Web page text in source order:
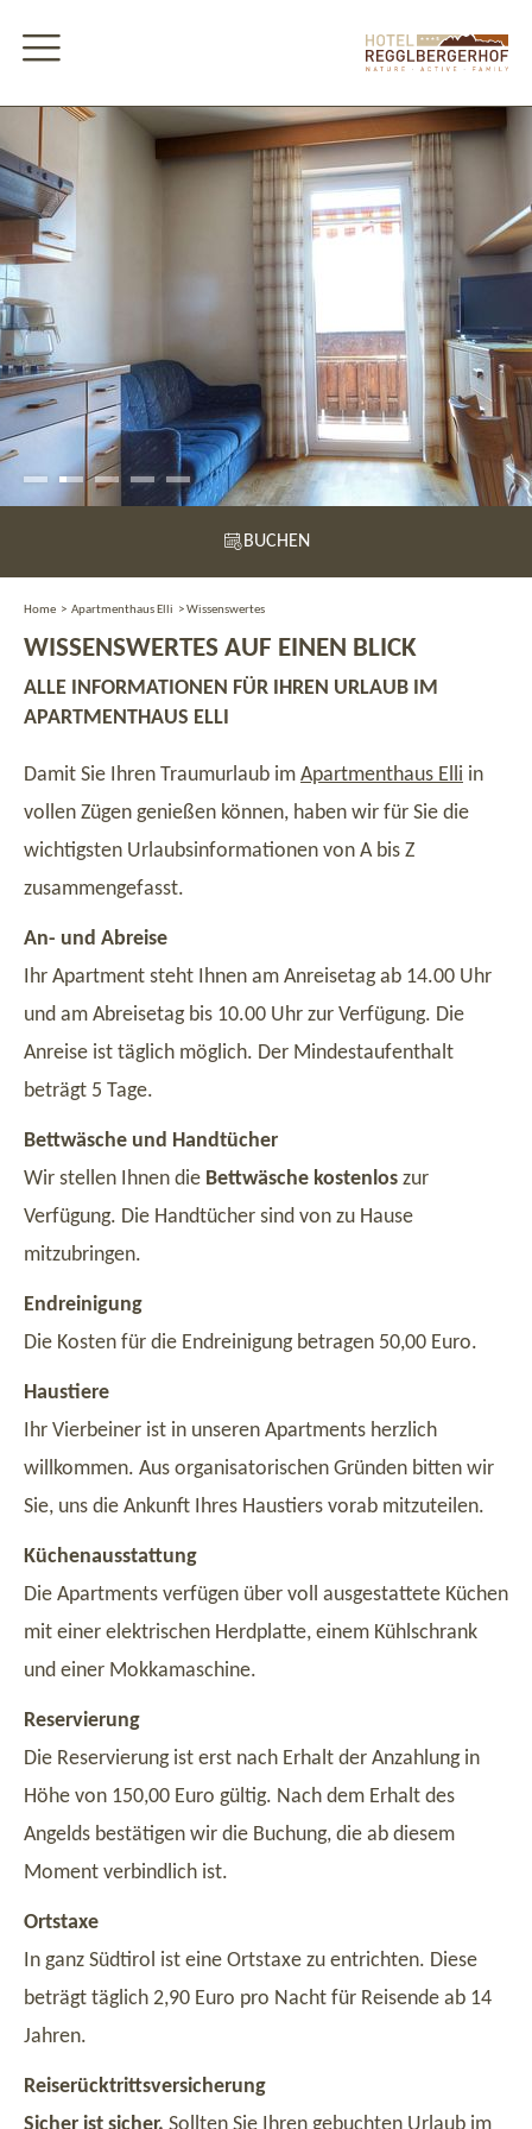
BUCHEN
Home > Apartmenthaus Elli >Wissenswertes
WISSENSWERTES AUF EINEN BLICK
ALLE INFORMATIONEN FÜR IHREN URLAUB IM
APARTMENTHAUS ELLI
Damit Sie Ihren Traumurlaub im Apartmenthaus Elli in
vollen Zügen genießen können, haben wir für Sie die
wichtigsten Urlaubsinformationen von A bis Z
zusammengefasst.
An- und Abreise
Ihr Apartment steht Ihnen am Anreisetag ab 14.00 Uhr
und am Abreisetag bis 10.00 Uhr zur Verfügung. Die
Anreise ist täglich möglich. Der Mindestaufenthalt
beträgt 5 Tage.
Bettwäsche und Handtücher
Wir stellen Ihnen die Bettwäsche kostenlos zur
Verfügung. Die Handtücher sind von zu Hause
mitzubringen.
Endreinigung
Die Kosten für die Endreinigung betragen 50,00 Euro.
Haustiere
Ihr Vierbeiner ist in unseren Apartments herzlich
willkommen. Aus organisatorischen Gründen bitten wir
Sie, uns die Ankunft Ihres Haustiers vorab mitzuteilen.
Küchenausstattung
Die Apartments verfügen über voll ausgestattete Küchen
mit einer elektrischen Herdplatte, einem Kühlschrank
und einer Mokkamaschine.
Reservierung
Die Reservierung ist erst nach Erhalt der Anzahlung in
Höhe von 150,00 Euro gültig. Nach dem Erhalt des
Angelds bestätigen wir die Buchung, die ab diesem
Moment verbindlich ist.
Ortstaxe
In ganz Südtirol ist eine Ortstaxe zu entrichten. Diese
beträgt täglich 2,90 Euro pro Nacht für Reisende ab 14
Jahren.
Reiserücktrittsversicherung